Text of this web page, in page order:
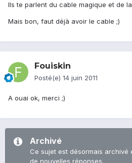
Ils te parlent du cable magique et de
Mais bon, faut déjà avoir le cable ;)
Fouiskin
Posté(e) 14 juin 2011
A ouai ok, merci ;)
Archivé
Ce sujet est désormais
de nouvelles réponses.